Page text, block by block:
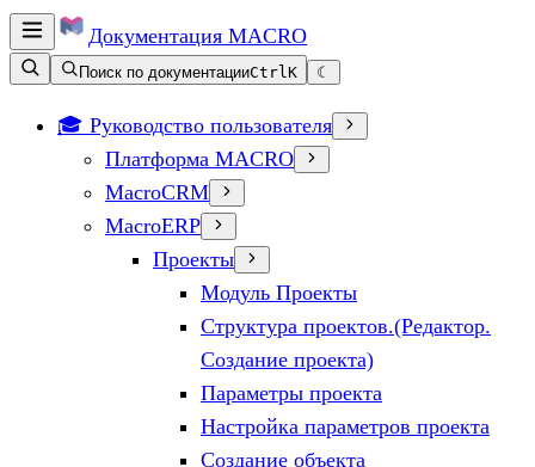
Документация MACRO
Поиск по документацииCtrlK ☾
🎓 Руководство пользователя
Платформа MACRO
MacroCRM
MacroERP
Проекты
Модуль Проекты
Структура проектов.(Редактор.
Создание проекта)
Параметры проекта
Настройка параметров проекта
Создание объекта